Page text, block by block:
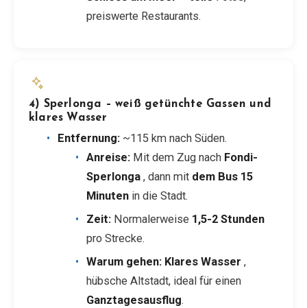
preiswerte Restaurants.
4) Sperlonga – weiß getünchte Gassen und
klares Wasser
Entfernung: ~115 km nach Süden.
Anreise: Mit dem Zug nach Fondi-
Sperlonga , dann mit dem Bus 15
Minuten in die Stadt.
Zeit: Normalerweise 1,5-2 Stunden
pro Strecke.
Warum gehen: Klares Wasser ,
hübsche Altstadt, ideal für einen
Ganztagesausflug.